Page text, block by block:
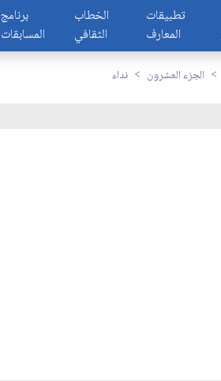
برنامج
المسابقات
الخطاب
الثقافي
تطبيقات
المعارف
الجزء العشرون نداء